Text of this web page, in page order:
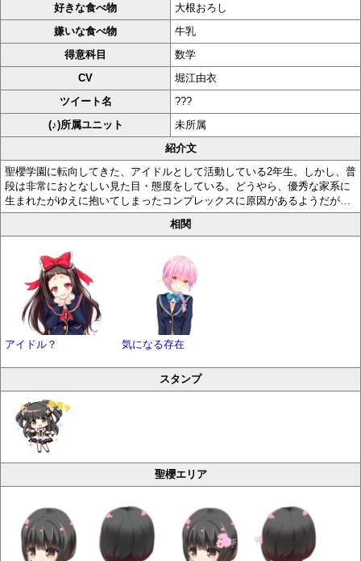
好きな食べ物
大根おろし
嫌いな食べ物
牛乳
得意科目
数学
CV
堀江由衣
ツイート名
???
(♪)所属ユニット
未所属
紹介文
聖櫻学園に転向してきた、アイドルとして活動している2年生。しかし、普
段は非常におとなしい見た目・態度をしている。どうやら、優秀な家系に
生まれたがゆえに抱いてしまったコンプレックスに原因があるようだが…
相関
アイドル？ 気になる存在
スタンプ
聖櫻エリア